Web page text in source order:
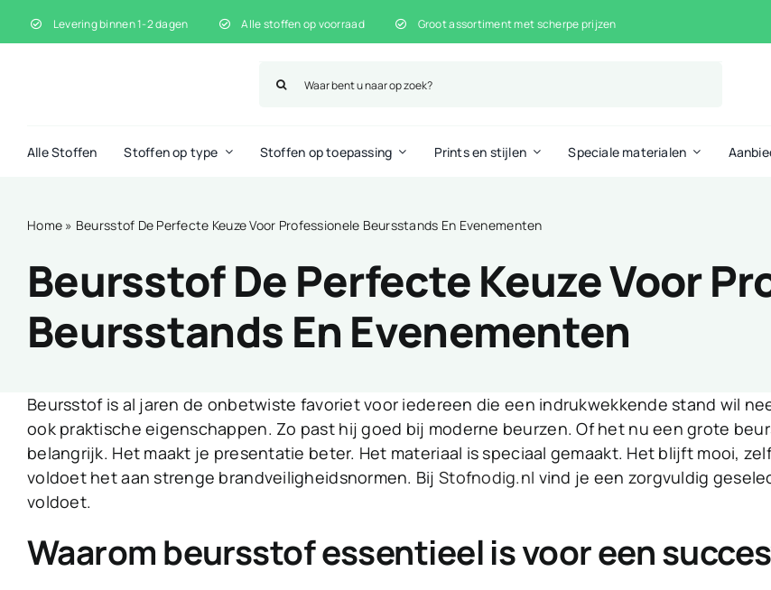
naar
Levering binnen 1-2 dagen Alle stoffen op voorraad Groot assortiment met scherpe prijzen
naar:
Alle Stoffen Stoffen op type Stoffen op toepassing Prints en stijlen Speciale materialen
Home » Beursstof De Perfecte Keuze Voor Professionele Beursstands En Evenementen
Beursstof De Perfecte Keuze Voor
Beursstands En Evenementen
Beursstof is al jaren de onbetwiste favoriet voor iedereen die een indrukwekkende stand wil
ook praktische eigenschappen. Zo past hij goed bij moderne beurzen. Of het nu een grote
belangrijk. Het maakt je presentatie beter. Het materiaal is speciaal gemaakt. Het blijft mooi,
voldoet het aan strenge brandveiligheidsnormen. Bij Stofnodig.nl vind je een zorgvuldig
voldoet.
Waarom beursstof essentieel is voor een